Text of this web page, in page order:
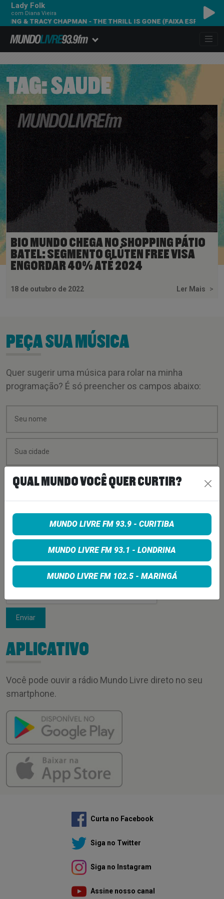
Lady Folk
com Diana Vieira
& TRACY CHAPMAN - THE THRILL IS GONE (FAIXA ESPECIAL)
TAG:SAUDE
BIO MUNDO CHEGA NO SHOPPING PÁTIO
BATEL: SEGMENTO GLÚTEN FREE VISA
ENGORDAR 40% ATÉ 2024
18 de outubro de 2022 Ler Mais >
PEÇA SUA MÚSICA
Quer sugerir uma música para rolar na minha
programação? É só preencher os campos abaixo:
Enviar
APLICATIVO
Você pode ouvir a rádio Mundo Livre direto no seu
smartphone.
Curta no Facebook
Siga no Twitter
Siga no Instagram
Assine nosso canal
QUAL MUNDO VOCÊ QUER CURTIR?
MUNDO LIVRE FM 93.9 - CURITIBA
MUNDO LIVRE FM 93.1 - LONDRINA
MUNDO LIVRE FM 102.5 - MARINGÁ